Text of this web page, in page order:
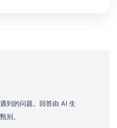
到的问题。回答由 AI 生
别。